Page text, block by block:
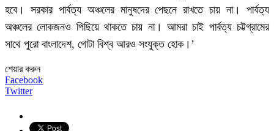
হবে। সরকার পার্বত্য অঞ্চলের মানুষদের পেছনে রাখতে চায় না। পার্বত্য
অঞ্চলের লোকজনও পিছিয়ে থাকতে চায় না। আমরা চাই পার্বত্য চট্টগ্রামের
সাথে পুরো বাংলাদেশ, গোটা বিশ্ব আরও সংযুক্ত হোক।’
শেয়ার করুন
Facebook
Twitter